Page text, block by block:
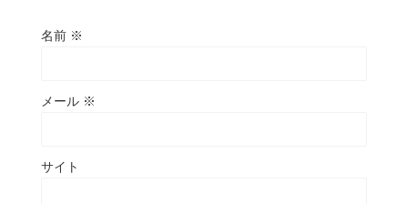
名前 ※
メール ※
サイト